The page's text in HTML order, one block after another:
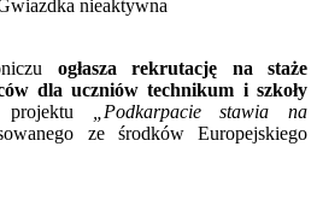
ogłasza rekrutację na staże
dla uczniów technikum i szkoły
„Podkarpacie stawia na
ze środków Europejskiego